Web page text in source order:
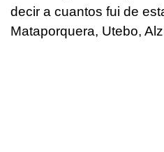
decir a cuantos fui de
Mataporquera, Utebo,